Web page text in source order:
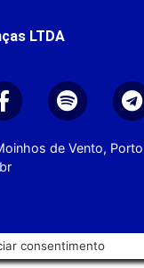
LTDA
de Vento,
consentimento